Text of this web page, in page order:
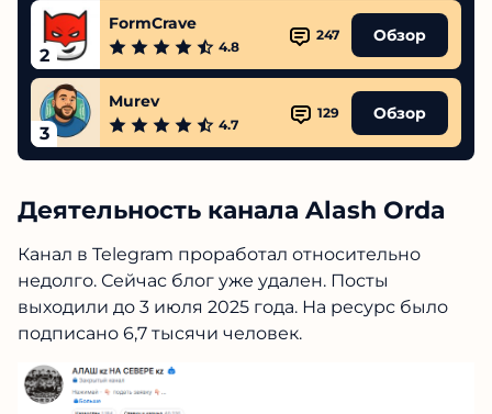
2
FormCrave
4.8
247 Обзор
3
Murev
4.7
129 Обзор
Деятельность канала Alash Orda
Канал в Telegram проработал относительно
недолго. Сейчас блог уже удален. Посты
выходили до 3 июля 2025 года. На ресурс было
подписано 6,7 тысячи человек.